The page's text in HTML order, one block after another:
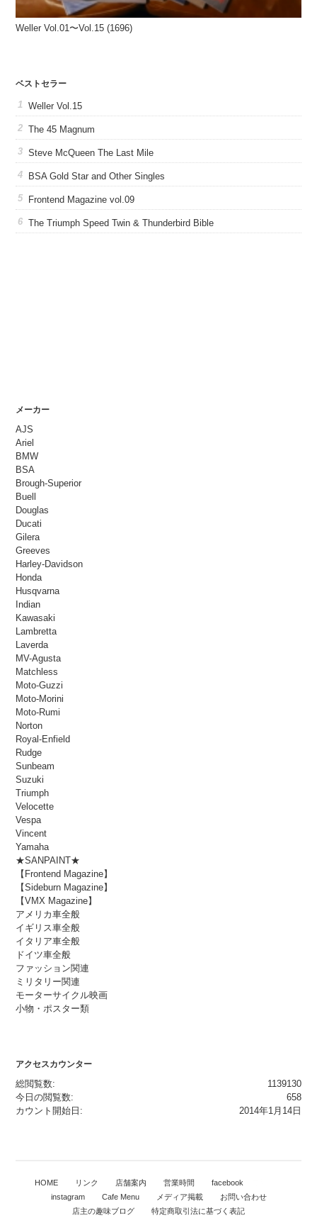
Weller Vol.01〜Vol.15 (1696)
ベストセラー
Weller Vol.15
The 45 Magnum
Steve McQueen The Last Mile
BSA Gold Star and Other Singles
Frontend Magazine vol.09
The Triumph Speed Twin & Thunderbird Bible
メーカー
AJS
Ariel
BMW
BSA
Brough-Superior
Buell
Douglas
Ducati
Gilera
Greeves
Harley-Davidson
Honda
Husqvarna
Indian
Kawasaki
Lambretta
Laverda
MV-Agusta
Matchless
Moto-Guzzi
Moto-Morini
Moto-Rumi
Norton
Royal-Enfield
Rudge
Sunbeam
Suzuki
Triumph
Velocette
Vespa
Vincent
Yamaha
★SANPAINT★
【Frontend Magazine】
【Sideburn Magazine】
【VMX Magazine】
アメリカ車全般
イギリス車全般
イタリア車全般
ドイツ車全般
ファッション関連
ミリタリー関連
モーターサイクル映画
小物・ポスター類
アクセスカウンター
1139130
総閲覧数:
658
今日の閲覧数:
2014年1月14日
カウント開始日:
HOME リンク 店舗案内 営業時間 facebook
instagram
Cafe Menu メディア掲載
お問い合わせ
店主の趣味ブログ
特定商取引法に基づく表記